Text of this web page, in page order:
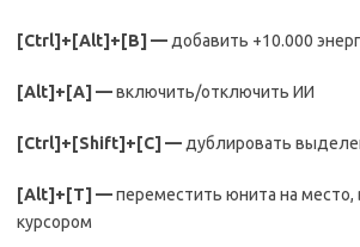
[Ctrl]+[Alt]+[B] — добавить +10.000
[Alt]+[A] —включить/отключить ИИ
[Ctrl]+[Shift]+[C] — дублировать
[Alt]+[T] —переместить юнита на
курсором